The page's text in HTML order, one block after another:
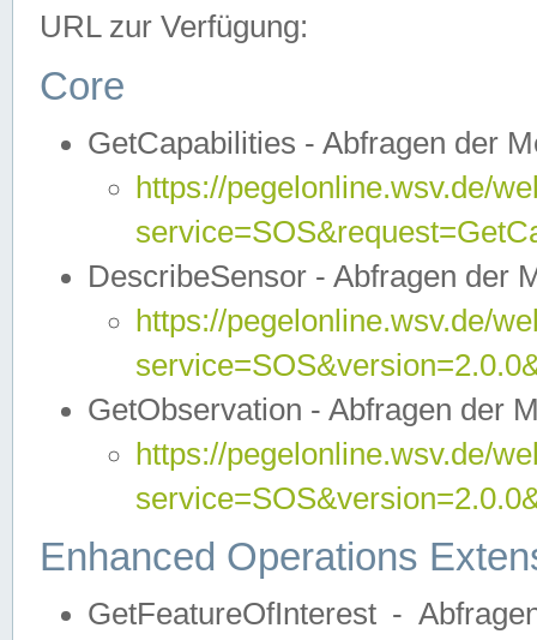
URL zur Verfügung:
Core
GetCapabilities - Abfragen der
https://pegelonline.wsv.de/
DescribeSensor - Abfragen der
https://pegelonline.wsv.de/
GetObservation - Abfragen der
https://pegelonline.wsv.de/
Enhanced Operations
GetFeatureOfInterest -